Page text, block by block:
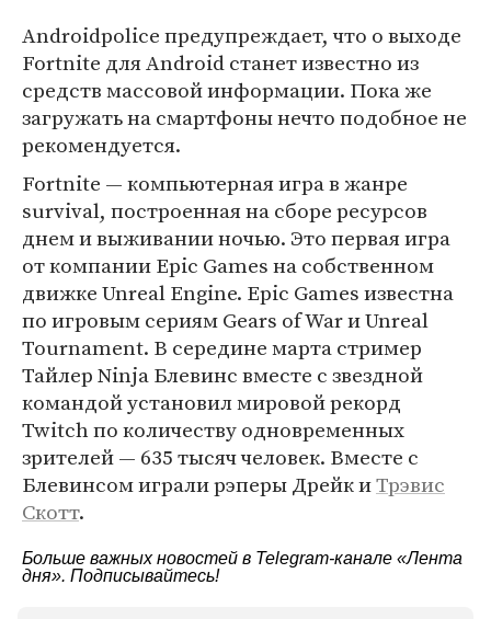
Androidpolice предупреждает, что о выходе
Fortnite для Android станет известно из
средств массовой информации. Пока же
загружать на смартфоны нечто подобное не
рекомендуется.
Fortnite — компьютерная игра в жанре
survival, построенная на сборе ресурсов
днем и выживании ночью. Это первая игра
от компании Epic Games на собственном
движке Unreal Engine. Epic Games известна
по игровым сериям Gears of War и Unreal
Tournament. В середине марта стример
Тайлер Ninja Блевинс вместе с звездной
командой установил мировой рекорд
Twitch по количеству одновременных
зрителей — 635 тысяч человек. Вместе с
Блевинсом играли рэперы Дрейк иТрэвис
Скотт.
Больше важных новостей в Telegram-канале «Лента
дня». Подписывайтесь!